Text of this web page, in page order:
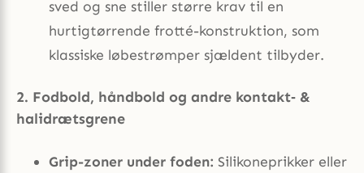
sved og sne stiller større krav til en
hurtigtørrende frotté-konstruktion, som
klassiske løbestrømper sjældent tilbyder.
2. Fodbold, håndbold og andre kontakt‐ &
halidrætsgrene
Grip-zoner under foden: Silikoneprikker eller